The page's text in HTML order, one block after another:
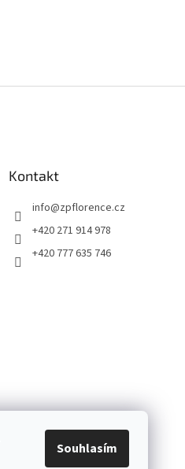
Souhlasím
Kontakt
info@zpflorence.cz
+420 271 914 978
+420 777 635 746